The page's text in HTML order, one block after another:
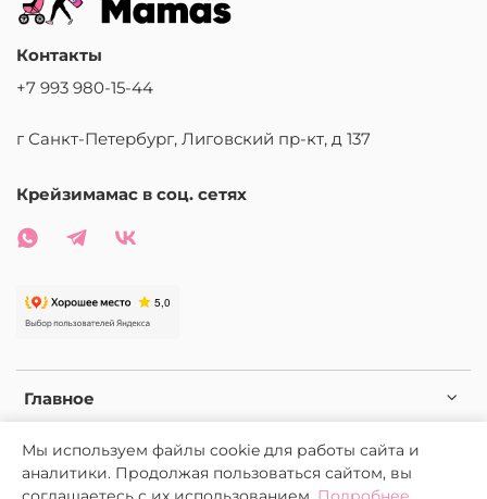
Главное
Условия
Контакты
+7 993 980-15-44
г Санкт-Петербург, Лиговский пр-кт, д 137
Крейзимамас в соц. сетях
Мы используем файлы cookie для работы сайта и
аналитики. Продолжая пользоваться сайтом, вы